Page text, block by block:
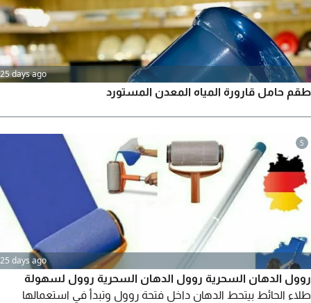
25 days ago
طقم حامل قارورة المياه المعدن المستورد
5
25 days ago
روول الدهان السحرية روول الدهان السحرية روول لسهولة
طلاء الحائط بيتحط الدهان داخل فتحة روول وتبدأ في استعمالها